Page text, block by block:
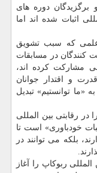
برگزیدگان دوره های
اثبات شده اند اما
علمی كه سبب تشویق
كنندگان در مسابقات
مشاركت كرده اند،
و اقتدار جوانان
«ما توانستیم» تبدیل
در رقابتی بین المللی
خودباوری» است تا
بلكه می توانند در
ربوكاپ را آغاز